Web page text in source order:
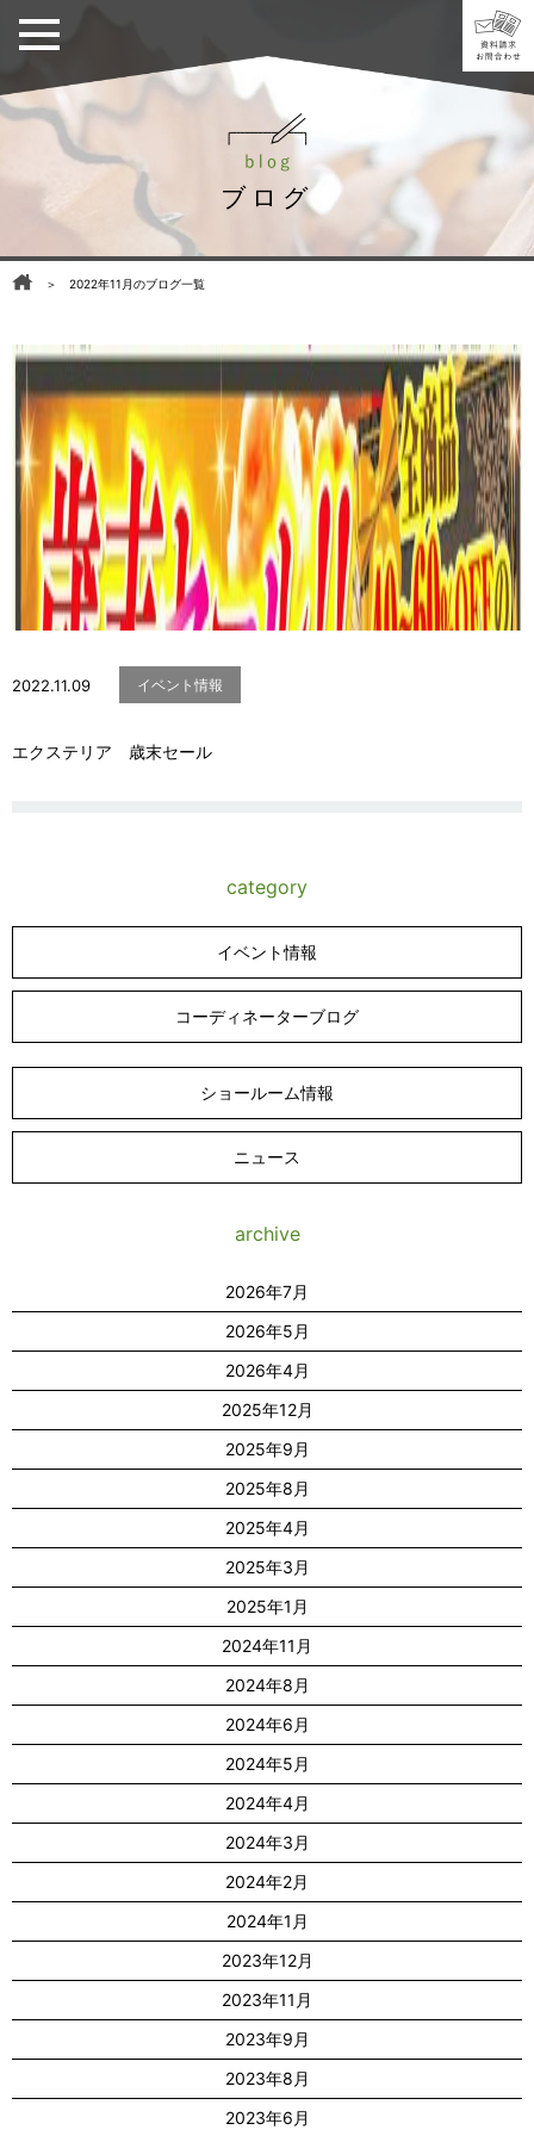
ブログ
＞ 2022年11月のブログ一覧
2022.11.09 イベント情報
エクステリア 歳末セール
category
イベント情報
コーディネーターブログ
ショールーム情報
ニュース
archive
2026年7月
2026年5月
2026年4月
2025年12月
2025年9月
2025年8月
2025年4月
2025年3月
2025年1月
2024年11月
2024年8月
2024年6月
2024年5月
2024年4月
2024年3月
2024年2月
2024年1月
2023年12月
2023年11月
2023年9月
2023年8月
2023年6月